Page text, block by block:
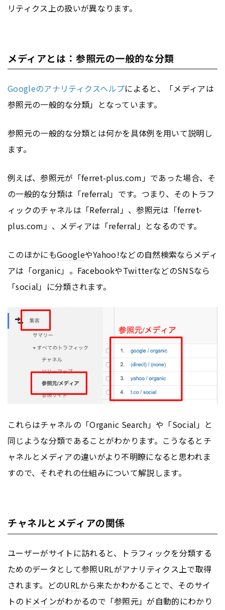
リティクス上の扱いが異なります。
メディアとは：参照元の一般的な分類
Googleのアナリティクスヘルプによると、「メディアは
参照元の一般的な分類」となっています。
参照元の一般的な分類とは何かを具体例を用いて説明し
ます。
例えば、参照元が「ferret-plus.com」であった場合、そ
の一般的な分類は「referral」です。つまり、そのトラフ
ィックのチャネルは「Referral」、参照元は「ferret-
plus.com」、メディアは「referral」となるのです。
このほかにもGoogleやYahoo!などの自然検索ならメディ
アは「organic」。FacebookやTwitterなどのSNSなら
「social」に分類されます。
これらはチャネルの「Organic Search」や「Social」と
同じような分類であることがわかります。こうなるとチ
ャネルとメディアの違いがより不明瞭になると思われま
すので、それぞれの仕組みについて解説します。
チャネルとメディアの関係
ユーザーがサイトに訪れると、トラフィックを分類する
ためのデータとして参照URLがアナリティクス上で取得
されます。どのURLから来たかわかることで、そのサイ
トの ドメインがわかるので「参照元」が自動的にわかり